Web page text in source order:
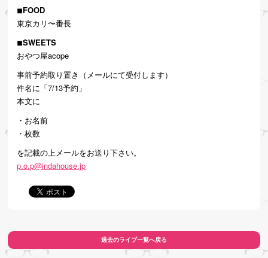
‪◾︎FOOD‬
東京カリ〜番長
‪◾︎SWEETS
おやつ屋acope
事前予約取り置き（メールにて受付します）
件名に「7/13予約」
本文に
・お名前
・枚数
を記載の上メールをお送り下さい。
p.o.p@indahouse.jp
過去のライブ一覧へ戻る